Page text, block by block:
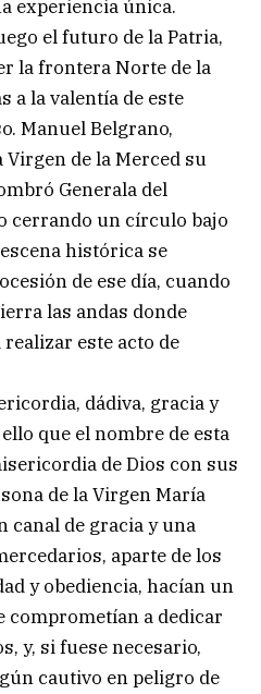
experiencia única.
el futuro de la Patria,
la frontera Norte de la
a la valentía de este
Manuel Belgrano,
Virgen de la Merced su
Generala del
cerrando un círculo bajo
histórica se
de ese día, cuando
las andas donde
este acto de
dádiva, gracia y
que el nombre de esta
de Dios con sus
de la Virgen María
canal de gracia y una
aparte de los
y obediencia, hacían un
comprometían a dedicar
y, si fuese necesario,
cautivo en peligro de